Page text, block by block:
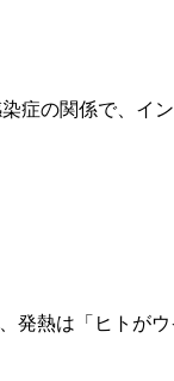
症の関係で、イ
熱は「ヒトが